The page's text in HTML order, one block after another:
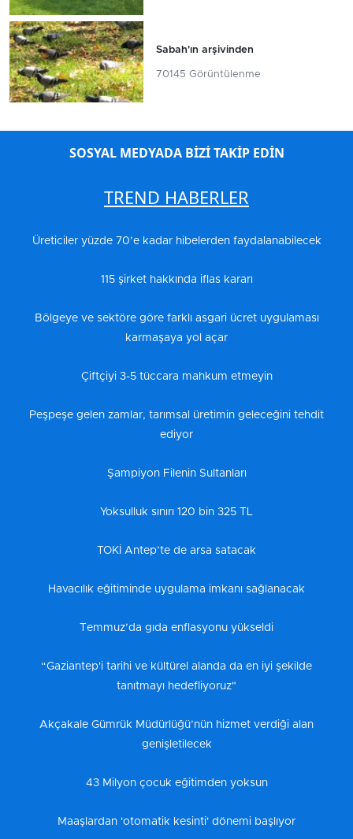
Sabah'ın arşivinden
70145 Görüntülenme
SOSYAL MEDYADA BİZİ TAKİP EDİN
TREND HABERLER
Üreticiler yüzde 70’e kadar hibelerden faydalanabilecek
115 şirket hakkında iflas kararı
Bölgeye ve sektöre göre farklı asgari ücret uygulaması
karmaşaya yol açar
Çiftçiyi 3-5 tüccara mahkum etmeyin
Peşpeşe gelen zamlar, tarımsal üretimin geleceğini tehdit
ediyor
Şampiyon Filenin Sultanları
Yoksulluk sınırı 120 bin 325 TL
TOKİ Antep’te de arsa satacak
Havacılık eğitiminde uygulama imkanı sağlanacak
Temmuz’da gıda enflasyonu yükseldi
“Gaziantep'i tarihi ve kültürel alanda da en iyi şekilde
tanıtmayı hedefliyoruz"
Akçakale Gümrük Müdürlüğü’nün hizmet verdiği alan
genişletilecek
43 Milyon çocuk eğitimden yoksun
Maaşlardan 'otomatik kesinti' dönemi başlıyor